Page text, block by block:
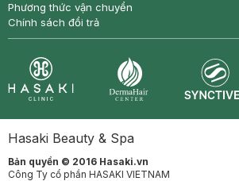
Phương thức vận chuyển
Chính sách đổi trả
Hasaki Beauty & Spa
Bản quyền © 2016 Hasaki.vn
Công Ty cổ phần HASAKI VIETNAM